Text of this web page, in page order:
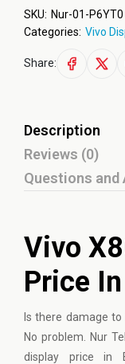
SKU: Nur-01-P6YT0
Categories: Vivo
Share:
Description
Reviews (0)
Questions and
Vivo
Price
Is there damage
No problem. Nur
display price in